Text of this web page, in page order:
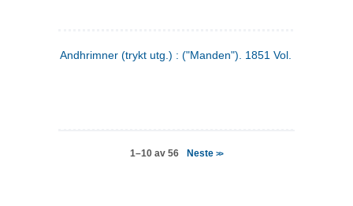
Andhrimner (trykt utg.) : ("Manden"). 1851 Vol. 1 Nr. 6
1–10 av 56 Neste>>